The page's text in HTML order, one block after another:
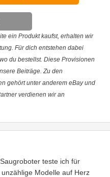
ein Produkt kaufst, erhalten wir
Für dich entstehen dabei
du bestellst. Diese Provisionen
Beiträge. Zu den
gehört unter anderem eBay und
verdienen wir an
teste ich für
Modelle auf Herz